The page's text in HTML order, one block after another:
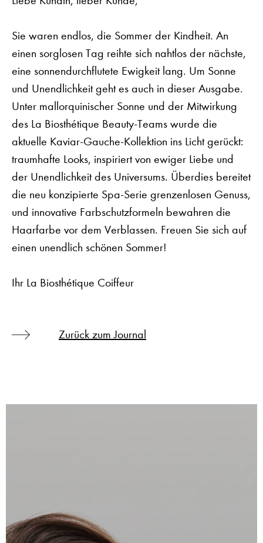
Sie waren endlos, die Sommer der Kindheit. An
einen sorglosen Tag reihte sich nahtlos der nächste,
eine sonnendurchflutete Ewigkeit lang. Um Sonne
und Unendlichkeit geht es auch in dieser Ausgabe.
Unter mallorquinischer Sonne und der Mitwirkung
des La Biosthétique Beauty-Teams wurde die
aktuelle Kaviar-Gauche-Kollektion ins Licht gerückt:
traumhafte Looks, inspiriert von ewiger Liebe und
der Unendlichkeit des Universums. Überdies bereitet
die neu konzipierte Spa-Serie grenzenlosen Genuss,
und innovative Farbschutzformeln bewahren die
Haarfarbe vor dem Verblassen. Freuen Sie sich auf
einen unendlich schönen Sommer!
Ihr La Biosthétique Coiffeur
Zurück zum Journal